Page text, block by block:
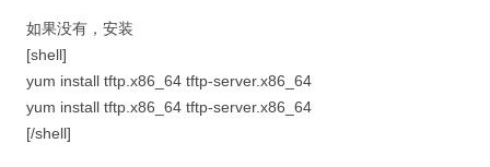
如果没有，安装
[shell]
yum install tftp.x86_64 tftp-server.x86_64
yum install tftp.x86_64 tftp-server.x86_64
[/shell]